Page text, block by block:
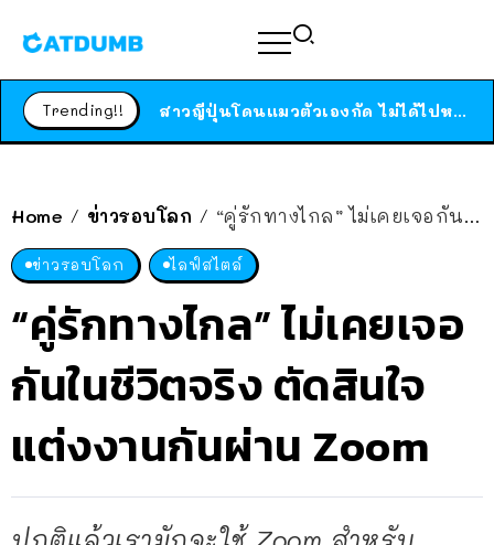
Trending!! ได้เวลาเด็กหนวดรวมตัว RF Online Next เปิดให้เล่นแล้ว เกม Sci-Fi MMORPG ระดับตำนาน เล่นได้ทั้งมือถือและ PC
Home / ข่าวรอบโลก / “คู่รักทางไกล” ไม่เคยเจอกันในชีวิตจริง ตัดสินใจแต่งงานกันผ่าน Zoom
ข่าวรอบโลก ไลฟ์สไตล์
“คู่รักทางไกล” ไม่เคยเจอ
กันในชีวิตจริง ตัดสินใจ
แต่งงานกันผ่าน Zoom